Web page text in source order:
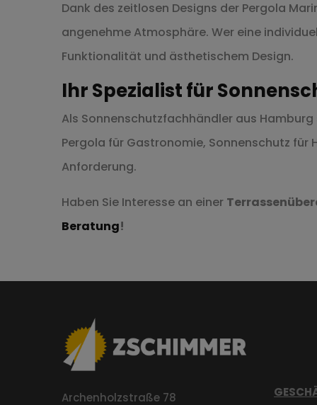
Dank des zeitlosen Designs der Pergola
angenehme Atmosphäre. Wer eine
Funktionalität und ästhetischem Design.
Ihr Spezialist für
Als Sonnenschutzfachhändler aus
Pergola für Gastronomie, Sonnenschutz
Anforderung.
Haben Sie Interesse an einer
Beratung!
Archenholzstraße 78